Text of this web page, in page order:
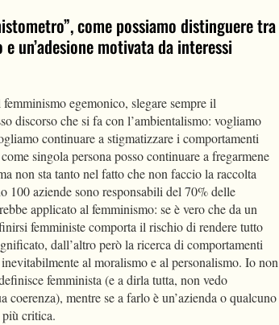
come possiamo distinguere tra
un’adesione motivata da interessi
egemonico, slegare sempre il
discorso che si fa con l’ambientalismo: vogliamo
continuare a stigmatizzare i comportamenti
singola persona posso continuare a fregarmene
non sta tanto nel fatto che non faccio la raccolta
100 aziende sono responsabili del 70% delle
applicato al femminismo: se è vero che da un
femministe comporta il rischio di rendere tutto
dall’altro però la ricerca di comportamenti
al moralismo e al personalismo. Io non
femminista (e a dirla tutta, non vedo
mentre se a farlo è un’azienda o qualcuno
critica.